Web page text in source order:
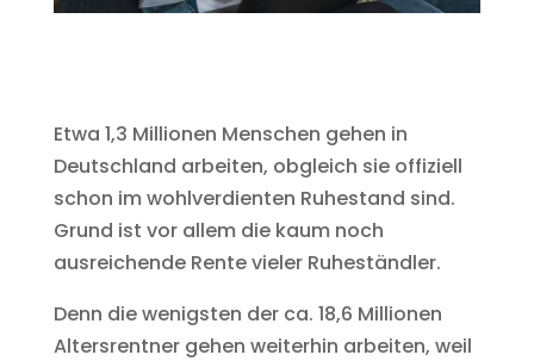
Etwa 1,3 Millionen Menschen gehen in
Deutschland arbeiten, obgleich sie offiziell
schon im wohlverdienten Ruhestand sind.
Grund ist vor allem die kaum noch
ausreichende Rente vieler Ruheständler.
Denn die wenigsten der ca. 18,6 Millionen
Altersrentner gehen weiterhin arbeiten, weil